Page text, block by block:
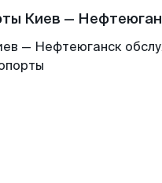
Киев —
— Нефтеюганск